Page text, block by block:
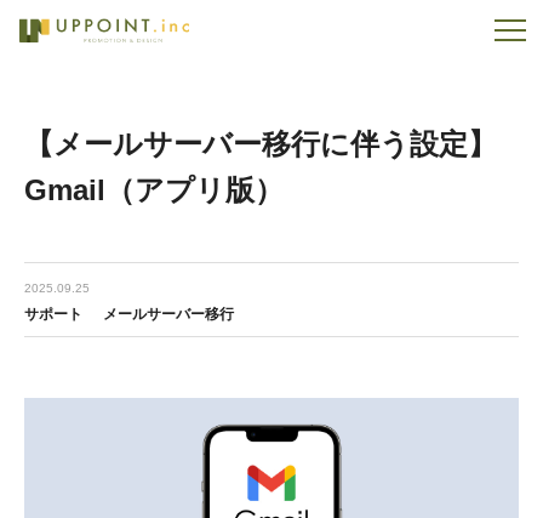
【メールサーバー移行に伴う設定】
Gmail（アプリ版）
2025.09.25
サポート メールサーバー移行